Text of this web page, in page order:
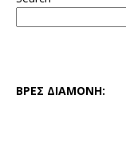
ΒΡΕΣ ΔΙΑΜΟΝΗ: